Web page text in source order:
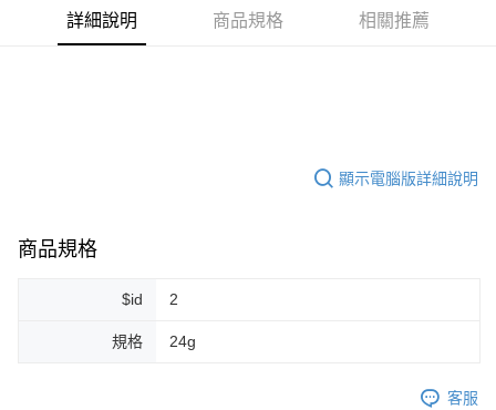
街口支付
全家取貨付款
每筆NT$80，滿NT$999(含以上)免運費
詳細說明 商品規格 相關推薦
顯示電腦版詳細說明
商品規格
$id 2
規格 24g
客服